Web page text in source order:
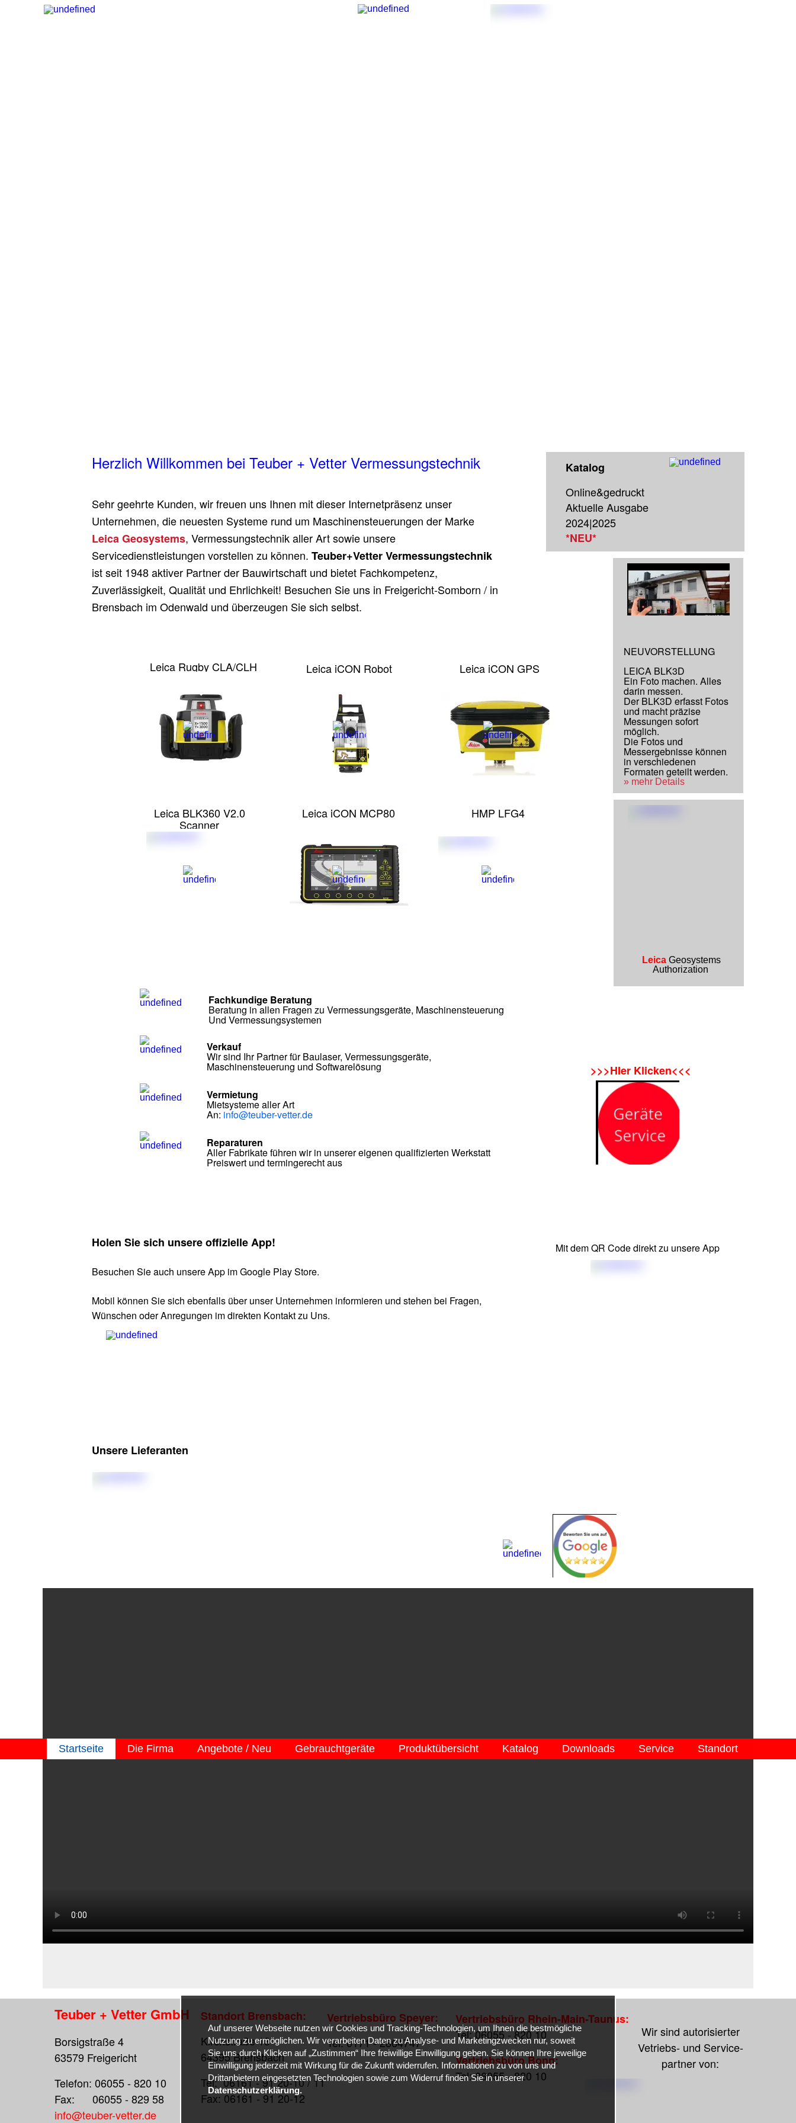
Startseite Die Firma Angebote / Neu Gebrauchtgeräte Produktübersicht Katalog Downloads Service Standort
Herzlich Willkommen bei Teuber + Vetter Vermessungstechnik
Katalog
Online&gedruckt
Aktuelle Ausgabe
2024|2025
*NEU*
Sehr geehrte Kunden, wir freuen uns Ihnen mit dieser Internetpräsenz unser
Unternehmen, die neuesten Systeme rund um Maschinensteuerungen der Marke
Leica Geosystems, Vermessungstechnik aller Art sowie unsere
Servicedienstleistungen vorstellen zu können. Teuber+Vetter Vermessungstechnik
ist seit 1948 aktiver Partner der Bauwirtschaft und bietet Fachkompetenz,
Zuverlässigkeit, Qualität und Ehrlichkeit! Besuchen Sie uns in Freigericht-Somborn / in
Brensbach im Odenwald und überzeugen Sie sich selbst.
NEUVORSTELLUNG
LEICA BLK3D
Ein Foto machen. Alles
darin messen.
Der BLK3D erfasst Fotos
und macht präzise
Messungen sofort
möglich.
Die Fotos und
Messergebnisse können
in verschiedenen
Formaten geteilt werden.
» mehr Details
Leica Rugby CLA/CLH Leica iCON Robot Leica iCON GPS
Leica BLK360 V2.0
Scanner
Leica iCON MCP80 HMP LFG4
Leica Geosystems
Authorization
Fachkundige Beratung
Beratung in allen Fragen zu Vermessungsgeräte, Maschinensteuerung
Und Vermessungsystemen
Verkauf
Wir sind Ihr Partner für Baulaser, Vermessungsgeräte,
Maschinensteuerung und Softwarelösung >>>HIer Klicken<<<
Vermietung
Mietsysteme aller Art
An: info@teuber-vetter.de
Reparaturen
Aller Fabrikate führen wir in unserer eigenen qualifizierten Werkstatt
Preiswert und termingerecht aus
Holen Sie sich unsere offizielle App!
Besuchen Sie auch unsere App im Google Play Store.
Mobil können Sie sich ebenfalls über unser Unternehmen informieren und stehen bei Fragen,
Wünschen oder Anregungen im direkten Kontakt zu Uns.
Mit dem QR Code direkt zu unsere App
Unsere Lieferanten
Teuber + Vetter GmbH
Borsigstraße 4
63579 Freigericht
Telefon: 06055 - 820 10
Fax: 06055 - 829 58
info@teuber-vetter.de
Standort Brensbach:
Kirchstraße 13
64395 Brensbach
Tel: 06161 - 91 20-10 / 11
Fax: 06161 - 91 20-12
Vertriebsbüro Speyer:
Tel: 0171 - 2864747
Vertriebsbüro Rhein-Main-Taunus:
Tel: 06055 - 820 10
Vertriebsbüro Bonn:
Tel: 06055 - 820 10
Wir sind autorisierter
Vetriebs- und Service-
partner von:
Auf unserer Webseite nutzen wir Cookies und Tracking-Technologien, um Ihnen die bestmögliche
Nutzung zu ermöglichen. Wir verarbeiten Daten zu Analyse- und Marketingzwecken nur, soweit
Sie uns durch Klicken auf „Zustimmen“ Ihre freiwillige Einwilligung geben. Sie können Ihre jeweilige
Einwilligung jederzeit mit Wirkung für die Zukunft widerrufen. Informationen zu von uns und
Drittanbietern eingesetzten Technologien sowie zum Widerruf finden Sie in unserer
Datenschutzerklärung.